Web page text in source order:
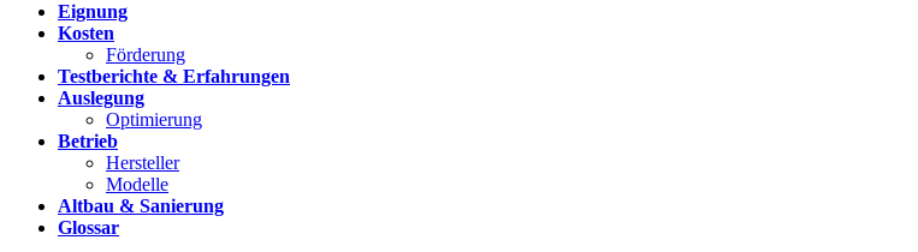
Eignung
Kosten
Förderung
Testberichte & Erfahrungen
Auslegung
Optimierung
Betrieb
Hersteller
Modelle
Altbau & Sanierung
Glossar